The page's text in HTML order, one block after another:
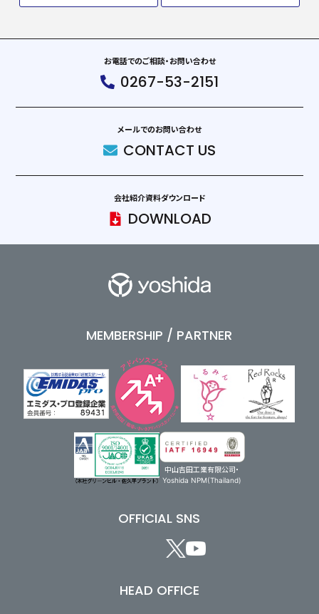
お電話でのご相談・お問い合わせ
0267-53-2151
メールでのお問い合わせ
CONTACT US
会社紹介資料ダウンロード
DOWNLOAD
MEMBERSHIP / PARTNER
中山吉田工業有限公司・
Yoshida NPM(Thailand)
OFFICIAL SNS
HEAD OFFICE